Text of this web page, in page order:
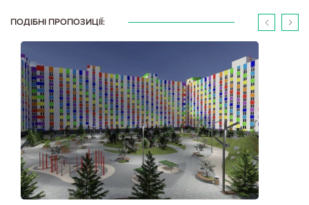
ПОДІБНІ ПРОПОЗИЦІЇ: